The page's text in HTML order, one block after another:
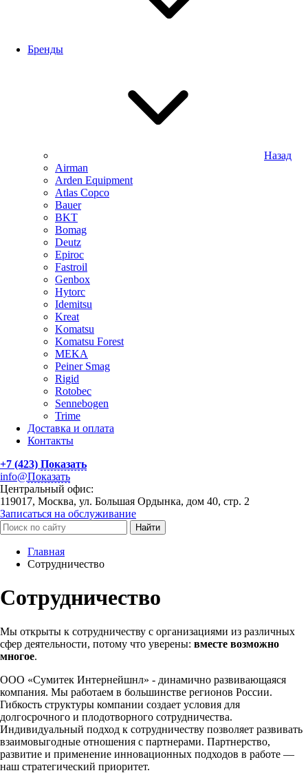
Бренды
Назад
Airman
Arden Equipment
Atlas Сopco
Bauer
BKT
Bomag
Deutz
Epiroc
Fastroil
Genbox
Hytorc
Idemitsu
Kreat
Komatsu
Komatsu Forest
MEKA
Peiner Smag
Rigid
Rotobec
Sennebogen
Trime
Доставка и оплата
Контакты
+7 (423) Показать
info@Показать
Центральный офис:
119017, Москва, ул. Большая Ордынка, дом 40, стр. 2
Записаться на обслуживание
Найти
Главная
Сотрудничество
Сотрудничество
Мы открыты к сотрудничеству с организациями из различных
сфер деятельности, потому что уверены: вместе возможно
многое.
ООО «Сумитек Интернейшнл» - динамично развивающаяся
компания. Мы работаем в большинстве регионов России.
Гибкость структуры компании создает условия для
долгосрочного и плодотворного сотрудничества.
Индивидуальный подход к сотрудничеству позволяет развивать
взаимовыгодные отношения с партнерами. Партнерство,
развитие и применение инновационных подходов в работе —
наш стратегический приоритет.